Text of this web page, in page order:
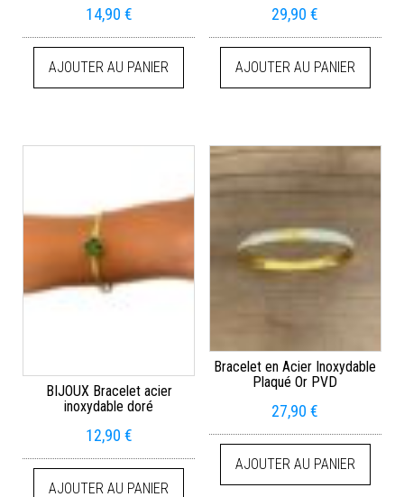
14,90 €
AJOUTER AU PANIER
29,90€
AJOUTER AU PANIER
BIJOUX Bracelet acier
inoxydable doré
12,90 €
AJOUTER AU PANIER
Bracelet en Acier Inoxydable
Plaqué Or PVD
27,90€
AJOUTER AU PANIER